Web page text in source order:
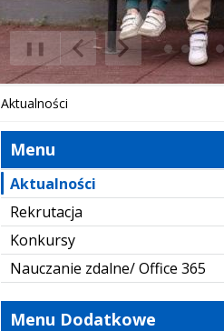
Poprzedni Element
Następny Element
❚❚
Aktualności
Menu
Aktualności
Rekrutacja
Konkursy
Nauczanie zdalne/ Office 365
Menu Dodatkowe